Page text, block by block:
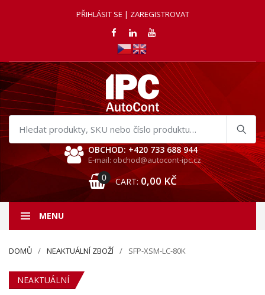
PŘIHLÁSIT SE | ZAREGISTROVAT
Hledat
produkty
OBCHOD: +420 733 688 944
E-mail: obchod@autocont-ipc.cz
0 CART: 0,00 KČ
MENU
DOMŮ NEAKTUÁLNÍ ZBOŽÍ SFP-XSM-LC-80K
NEAKTUÁLNÍ